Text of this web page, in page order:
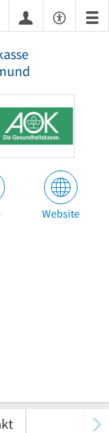
Website